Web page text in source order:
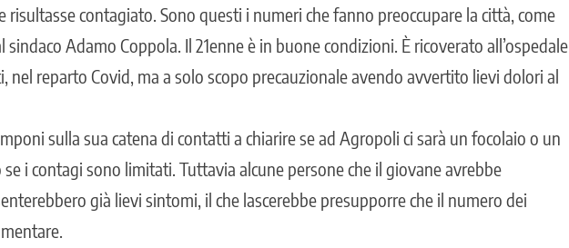
risultasse contagiato. Sono questi i numeri che fanno preoccupare la città, come
sindaco Adamo Coppola. Il 21enne è in buone condizioni. È ricoverato all’ospedale
nel reparto Covid, ma a solo scopo precauzionale avendo avvertito lievi dolori al
sulla sua catena di contatti a chiarire se ad Agropoli ci sarà un focolaio o un
se i contagi sono limitati. Tuttavia alcune persone che il giovane avrebbe
già lievi sintomi, il che lascerebbe presupporre che il numero dei